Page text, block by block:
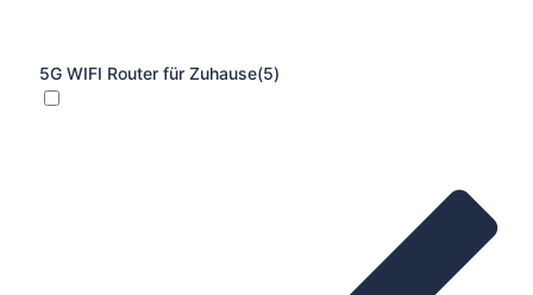
5G WIFI Router für Zuhause(5)